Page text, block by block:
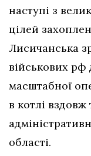
наступі з
цілей
Лисичанська
військових рф
масштабної
в котлі вздовж
області.